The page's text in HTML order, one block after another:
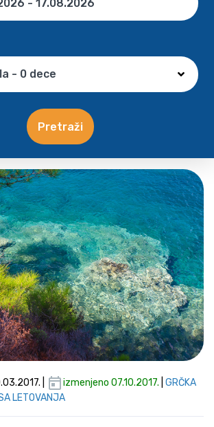
- 0 dece
Pretraži
| izmenjeno 07.10.2017. GRČKA
LETOVANJA